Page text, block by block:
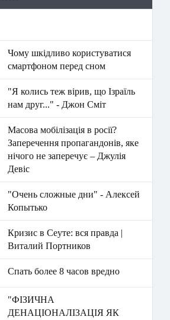
Чому шкідливо користуватися
смартфоном перед сном
"Я колись теж вірив, що Ізраїль
нам друг..." - Джон Сміт
Масова мобілізація в росії?
Заперечення пропагандонів, яке
нічого не заперечує – Джулія
Девіс
"Очень сложные дни" - Алексей
Копытько
Кризис в Сеуте: вся правда |
Виталий Портников
Спать более 8 часов вредно
"ФІЗИЧНА
ДЕНАЦІОНАЛІЗАЦІЯ ЯК